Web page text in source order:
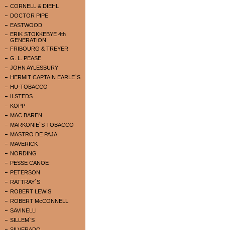
CORNELL & DIEHL
DOCTOR PIPE
EASTWOOD
ERIK STOKKEBYE 4th
GENERATION
FRIBOURG & TREYER
G. L. PEASE
JOHN AYLESBURY
HERMIT CAPTAIN EARLE`S
HU-TOBACCO
ILSTEDS
KOPP
MAC BAREN
MARKONIE`S TOBACCO
MASTRO DE PAJA
MAVERICK
NORDING
PESSE CANOE
PETERSON
RATTRAY`S
ROBERT LEWIS
ROBERT McCONNELL
SAVINELLI
SILLEM`S